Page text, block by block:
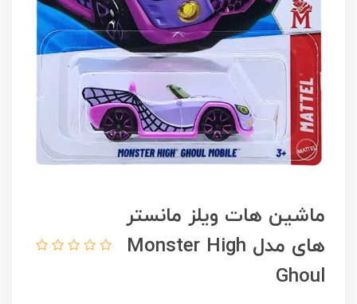
ماشین هات ویلز مانستر
های مدل Monster High
Ghoul